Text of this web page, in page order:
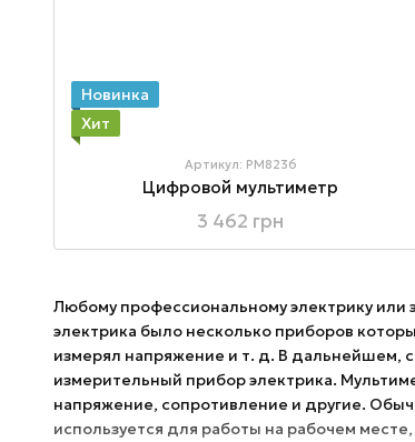
Любому профессиональному электрику
электрика было несколько приборов
измерял напряжение и т. д. В дальнейшем,
измерительный прибор электрика.
напряжение, сопротивление и другие.
используется для работы на рабочем
Новинка
Хит
Артикул: PM8236
Цифровой мультиметр
3 462 грн